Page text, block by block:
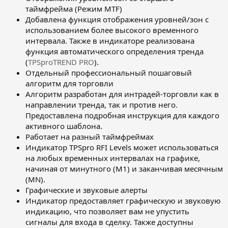
таймфрейма (Режим MTF)
Добавлена функция отображения уровней/зон с
использованием более высокого временного
интервала. Также в индикаторе реализована
функция автоматического определения тренда
(TPSproTREND PRO).
Отдельный профессиональный пошаговый
алгоритм для торговли
Алгоритм разработан для интрадей-торговли как в
направлении тренда, так и против него.
Предоставлена подробная инструкция для каждого
активного шаблона.
Работает на разный таймфреймах
Индикатор TPSpro RFI Levels может использоваться
на любых временных интервалах на графике,
начиная от минутного (М1) и заканчивая месячным
(MN).
Графические и звуковые алерты
Индикатор предоставляет графическую и звуковую
индикацию, что позволяет вам не упустить
сигналы для входа в сделку. Также доступны